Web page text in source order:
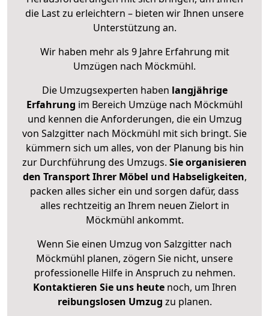
die Last zu erleichtern – bieten wir Ihnen unsere
Unterstützung an.
Wir haben mehr als 9 Jahre Erfahrung mit
Umzügen nach Möckmühl.
Die Umzugsexperten haben langjährige
Erfahrung im Bereich Umzüge nach Möckmühl
und kennen die Anforderungen, die ein Umzug
von Salzgitter nach Möckmühl mit sich bringt. Sie
kümmern sich um alles, von der Planung bis hin
zur Durchführung des Umzugs. Sie organisieren
den Transport Ihrer Möbel und Habseligkeiten,
packen alles sicher ein und sorgen dafür, dass
alles rechtzeitig an Ihrem neuen Zielort in
Möckmühl ankommt.
Wenn Sie einen Umzug von Salzgitter nach
Möckmühl planen, zögern Sie nicht, unsere
professionelle Hilfe in Anspruch zu nehmen.
Kontaktieren Sie uns heutenoch, um Ihren
reibungslosen Umzug zu planen.